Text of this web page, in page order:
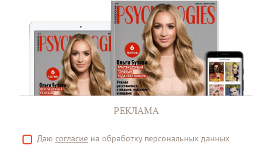
РЕКЛАМА
Даю согласие на обработку персональных данных